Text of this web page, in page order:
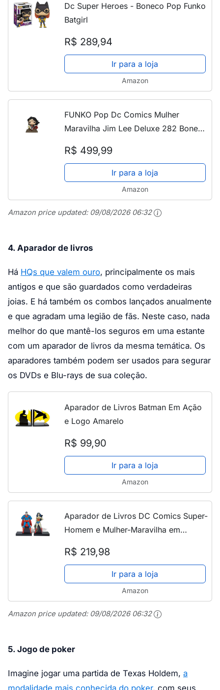
Dc Super Heroes - Boneco Pop Funko
Batgirl
R$ 289,94
Ir para a loja
Amazon
FUNKO Pop Dc Comics Mulher
Maravilha Jim Lee Deluxe 282 Boneco
R$ 499,99
Ir para a loja
Amazon
Amazon price updated: 09/08/2026 06:32
4. Aparador de livros
Há HQs que valem ouro, principalmente os mais
antigos e que são guardados como verdadeiras
joias. E há também os combos lançados anualmente
e que agradam uma legião de fãs. Neste caso, nada
melhor do que mantê-los seguros em uma estante
com um aparador de livros da mesma temática. Os
aparadores também podem ser usados para segurar
os DVDs e Blu-rays de sua coleção.
Aparador de Livros Batman Em Ação
e Logo Amarelo
R$ 99,90
Ir para a loja
Amazon
Aparador de Livros DC Comics Super-
Homem e Mulher-Maravilha em
R$ 219,98
Ir para a loja
Amazon
Amazon price updated: 09/08/2026 06:32
5. Jogo de poker
Imagine jogar uma partida de Texas Holdem, a
modalidade mais conhecida do poker, com seus